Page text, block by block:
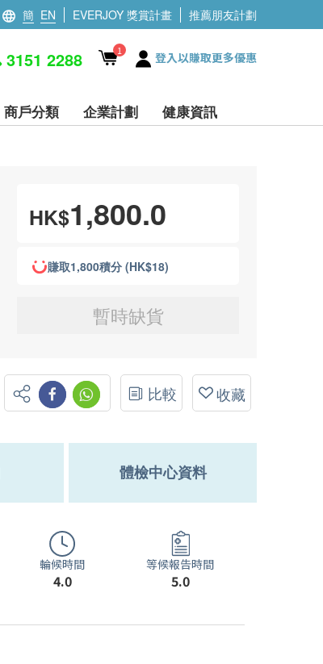
簡 EN EVERJOY 獎賞計畫 推薦朋友計劃
3151 2288 1 登入以賺取更多優惠
商戶分類 企業計劃 健康資訊
HK$1,800.0
賺取1,800積分 (HK$18)
暫時缺貨
比較 收藏
體檢中心資料
輪候時間
4.0
等候報告時間
5.0